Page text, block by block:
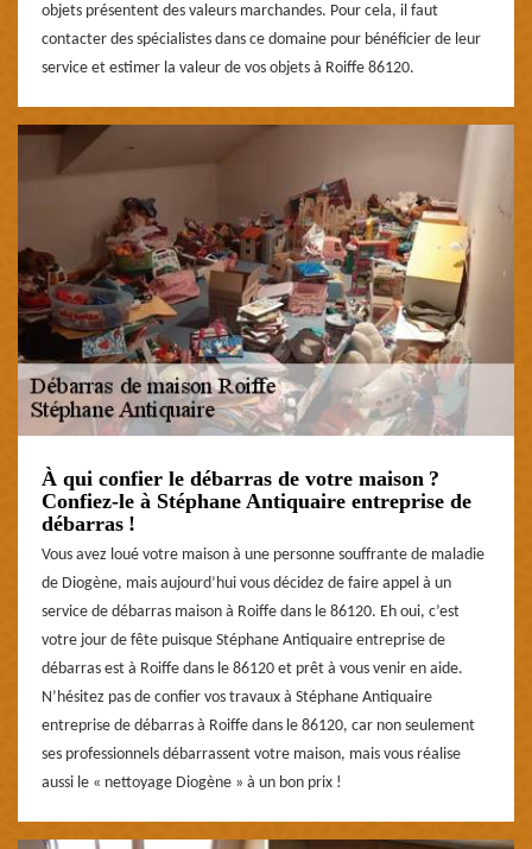
objets présentent des valeurs marchandes. Pour cela, il faut
contacter des spécialistes dans ce domaine pour bénéficier de leur
service et estimer la valeur de vos objets à Roiffe 86120.
À qui confier le débarras de votre maison ?
Confiez-le à Stéphane Antiquaire entreprise de
débarras !
Vous avez loué votre maison à une personne souffrante de maladie
de Diogène, mais aujourd’hui vous décidez de faire appel à un
service de débarras maison à Roiffe dans le 86120. Eh oui, c’est
votre jour de fête puisque Stéphane Antiquaire entreprise de
débarras est à Roiffe dans le 86120 et prêt à vous venir en aide.
N’hésitez pas de confier vos travaux à Stéphane Antiquaire
entreprise de débarras à Roiffe dans le 86120, car non seulement
ses professionnels débarrassent votre maison, mais vous réalise
aussi le « nettoyage Diogène » à un bon prix !